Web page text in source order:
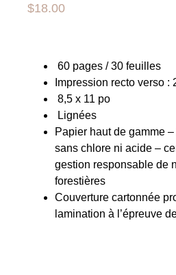
$18.00
60 pages / 30 feuilles
Impression recto verso :
8,5 x 11 po
Lignées
Papier haut de gamme
sans chlore ni acide –
gestion responsable de
forestières
Couverture cartonnée
lamination à l’épreuve